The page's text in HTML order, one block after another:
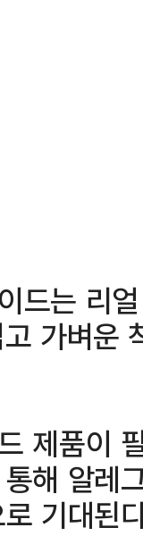
드는 리
가벼운
제품이
해 알레
기대된